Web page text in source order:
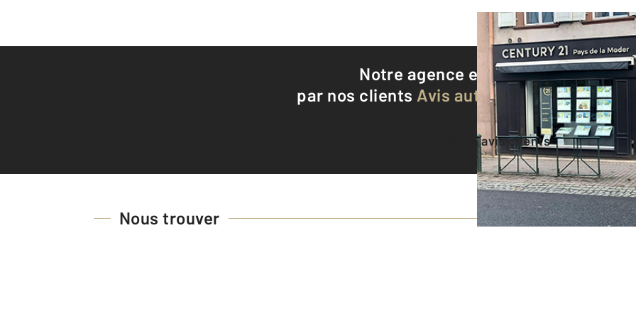
Notre agence est notée9,3/10
par nos clients Avis authentifiés par
Voir tous les avis clients
Nous trouver